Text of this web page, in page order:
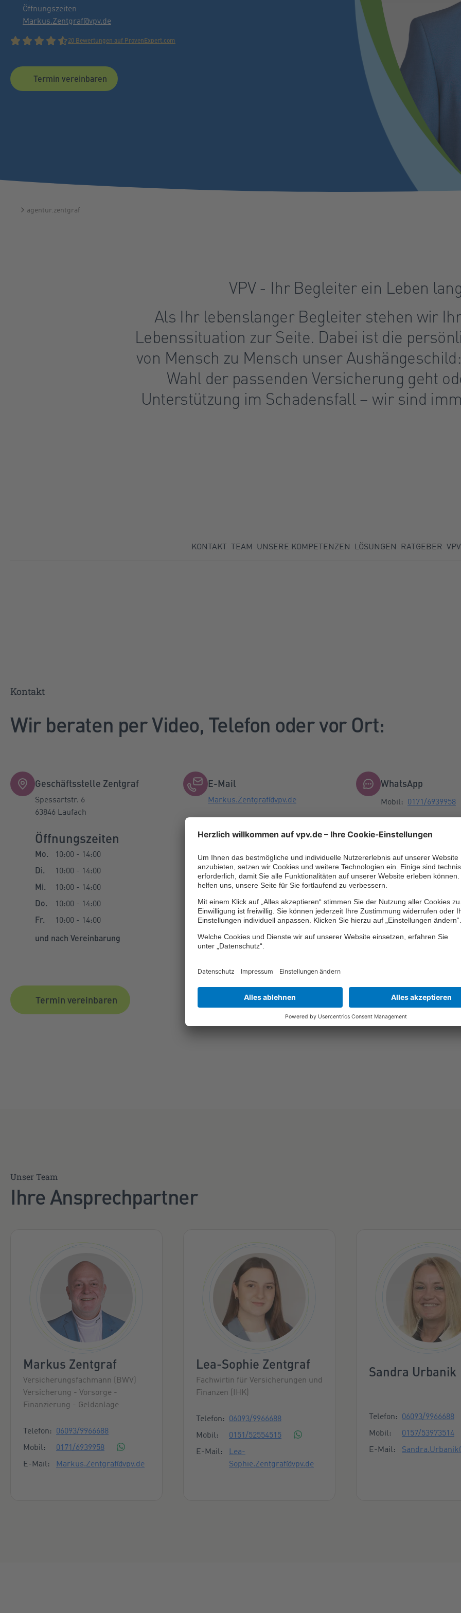
Öffnungszeiten
Markus.Zentgraf@vpv.de
20 Bewertungen auf ProvenExpert.com
Termin vereinbaren
agentur.zentgraf
VPV - Ihr Begleiter ein Leben lang
Als Ihr lebenslanger Begleiter stehen wir
Lebenssituation zur Seite. Dabei ist die
von Mensch zu Mensch unser
Wahl der passenden Versicherung geht
Unterstützung im Schadensfall – wir sind
KONTAKT TEAM UNSERE KOMPETENZEN LÖSUNGEN RATGEBER
Kontakt
Wir beraten per Video, Telefon oder vor Ort:
Geschäftsstelle Zentgraf
Spessartstr. 6
63846 Laufach
Öffnungszeiten
Mo. 10:00 - 14:00
Di. 10:00 - 14:00
Mi. 10:00 - 14:00
Do. 10:00 - 14:00
Fr. 10:00 - 14:00
und nach Vereinbarung
E-Mail
Markus.Zentgraf@vpv.de
Telefon / Fax
Telefon: 06093/9966688
Telefax: 06093/9966689
Mobil:
0171/6939958
WhatsApp
Mobil: 0171/6939958
Bitte beachten Sie
WhatsApp-Hinweise
Termin vereinbaren
Unser Team
Ihre Ansprechpartner
Markus Zentgraf
Versicherungsfachmann (BWV)
Versicherung - Vorsorge -
Finanzierung - Geldanlage
Kontaktmöglichkeiten
Telefon: 06093/9966688
Mobil:
0171/6939958
E-Mail:
Markus.Zentgraf@vpv.de
Lea-Sophie Zentgraf
Fachwirtin für Versicherungen und
Finanzen (IHK)
Kontaktmöglichkeiten
Telefon: 06093/9966688
Mobil:
0151/52554515
E-Mail:
Lea-
Sophie.Zentgraf@vpv.de
Sandra Urbanik
Telefon: 06093/9966688
Mobil:
0157/53973514
E-Mail: